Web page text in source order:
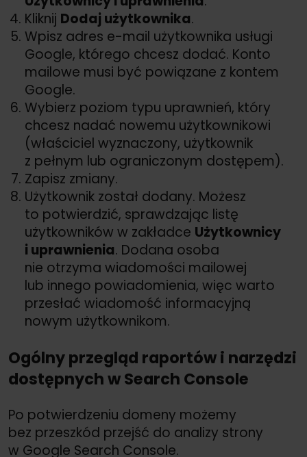
Kliknij Dodaj użytkownika.
Wpisz adres e-mail użytkownika usługi
Google, którego chcesz dodać. Konto
mailowe musi być powiązane z kontem
Google.
Wybierz poziom typu uprawnień, który
chcesz nadać nowemu użytkownikowi
(właściciel wyznaczony, użytkownik
z pełnym lub ograniczonym dostępem).
Zapisz zmiany.
Użytkownik został dodany. Możesz
to potwierdzić, sprawdzając listę
użytkowników w zakładce Użytkownicy
i uprawnienia. Dodana osoba
nie otrzyma wiadomości mailowej
lub innego powiadomienia, więc warto
przesłać wiadomość informacyjną
nowym użytkownikom.
Ogólny przegląd raportów i narzędzi
dostępnych w Search Console
Po potwierdzeniu domeny możemy
bez przeszkód przejść do analizy strony
w Google Search Console.